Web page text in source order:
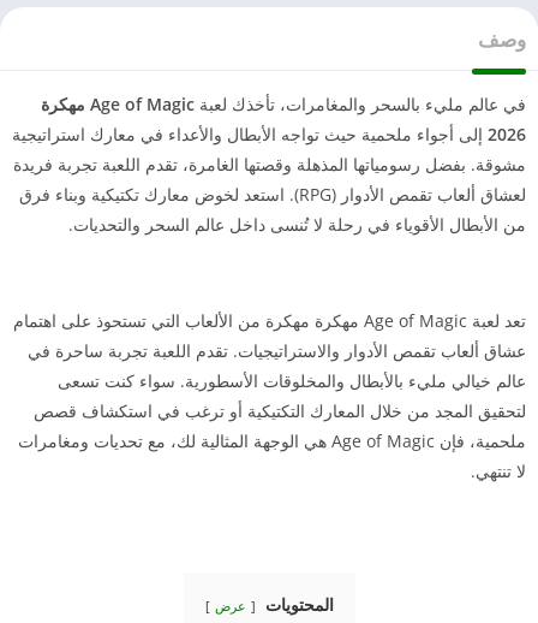
وصف
في عالم مليء بالسحر والمغامرات، تأخذك لعبة
Age of Magic مهكرة
2026 إلى أجواء ملحمية حيث تواجه الأبطال والأعداء في معارك استراتيجية
مشوقة. بفضل رسومياتها المذهلة وقصتها الغامرة، تقدم اللعبة تجربة فريدة
لعشاق ألعاب تقمص الأدوار (RPG). استعد لخوض معارك تكتيكية وبناء فرق
من الأبطال الأقوياء في رحلة لا تُنسى داخل عالم السحر والتحديات.
تعد لعبة Age of Magic مهكرة مهكرة من الألعاب التي تستحوذ على اهتمام
عشاق ألعاب تقمص الأدوار والاستراتيجيات. تقدم اللعبة تجربة ساحرة في
عالم خيالي مليء بالأبطال والمخلوقات الأسطورية. سواء كنت تسعى
لتحقيق المجد من خلال المعارك التكتيكية أو ترغب في استكشاف قصص
ملحمية، فإن Age of Magic هي الوجهة المثالية لك، مع تحديات ومغامرات
لا تنتهي.
المحتويات عرض